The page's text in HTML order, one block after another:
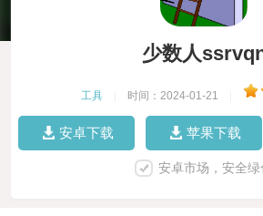
少数人
工具 时间：2024-01-21
安卓下载 苹果下载
安卓市场，安全绿